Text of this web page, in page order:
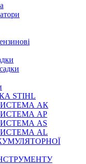
STIHL
АК
АР
AS
AL